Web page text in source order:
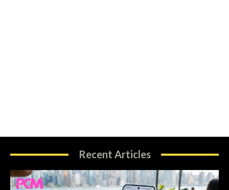
Recent Articles